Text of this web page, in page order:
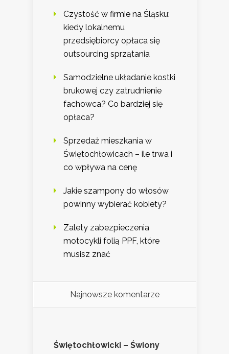
Czystość w firmie na Śląsku:
kiedy lokalnemu
przedsiębiorcy opłaca się
outsourcing sprzątania
Samodzielne układanie kostki
brukowej czy zatrudnienie
fachowca? Co bardziej się
opłaca?
Sprzedaż mieszkania w
Świętochłowicach – ile trwa i
co wpływa na cenę
Jakie szampony do włosów
powinny wybierać kobiety?
Zalety zabezpieczenia
motocykli folią PPF, które
musisz znać
Najnowsze komentarze
Świętochłowicki – Świony